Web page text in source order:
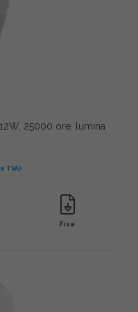
25000 ore, lumina
Fisa